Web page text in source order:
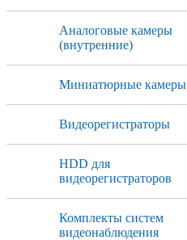
Аналоговые камеры
(внутренние)
Миниатюрные камеры
Видеорегистраторы
HDD для
видеорегистраторов
Комплекты систем
видеонаблюдения